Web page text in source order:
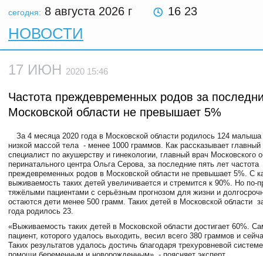
сегодня: 8 августа 2026 г 16 23
НОВОСТИ
17 ИЮН 2020 15:46
Частота преждевременных родов за
Московской области не превышает 5%
За 4 месяца 2020 года в Московской области родилось 124 малыша
низкой массой тела - менее 1000 граммов. Как рассказывает
специалист по акушерству и гинекологии, главный врач Московского
перинатального центра Ольга Серова, за последние пять лет частота
преждевременных родов в Московской области не превышает 5%. С
выживаемость таких детей увеличивается и стремится к 90%. Но
тяжёлыми пациентами с серьёзным прогнозом для жизни и
остаются дети менее 500 грамм. Таких детей в Московской области
года родилось 23.
«Выживаемость таких детей в Московской области достигает 60%.
пациент, которого удалось выходить, весил всего 380 граммов и
Таких результатов удалось достичь благодаря трехуровневой